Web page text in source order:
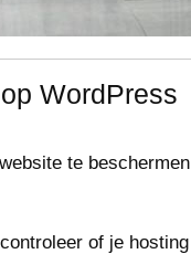
WordPress
te
of je